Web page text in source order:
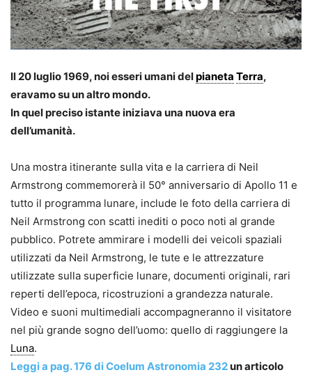
Il 20 luglio 1969, noi esseri umani delpianeta Terra,
eravamo su un altro mondo.
In quel preciso istante iniziava una nuova era
dell’umanità.
Una mostra itinerante sulla vita e la carriera di Neil
Armstrong commemorerà il 50° anniversario di Apollo 11 e
tutto il programma lunare, include le foto della carriera di
Neil Armstrong con scatti inediti o poco noti al grande
pubblico. Potrete ammirare i modelli dei veicoli spaziali
utilizzati da Neil Armstrong, le tute e le attrezzature
utilizzate sulla superficie lunare, documenti originali, rari
reperti dell’epoca, ricostruzioni a grandezza naturale.
Video e suoni multimediali accompagneranno il visitatore
nel più grande sogno dell’uomo: quello di raggiungere la
Luna.
Leggi a pag. 176 di Coelum Astronomia 232un articolo